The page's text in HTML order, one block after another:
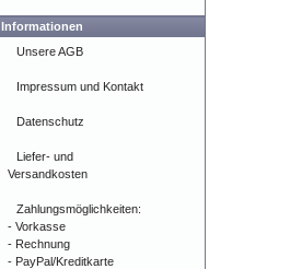
Informationen
Unsere AGB
Impressum und Kontakt
Datenschutz
Liefer- und
Versandkosten
Zahlungsmöglichkeiten:
- Vorkasse
- Rechnung
- PayPal/Kreditkarte